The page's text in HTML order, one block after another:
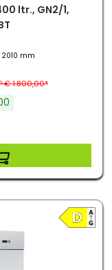
ltr., GN2/1,
mm
€ 1.800,00*